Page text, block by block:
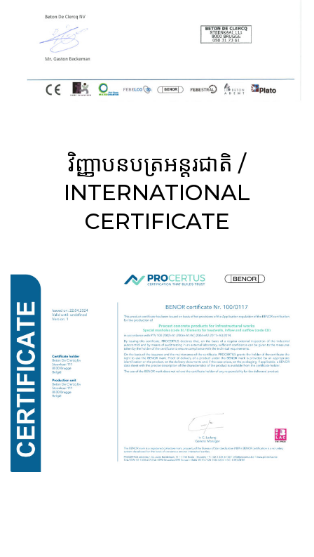
វិញ្ញាបនបត្រអន្តរជាតិ /
INTERNATIONAL
CERTIFICATE